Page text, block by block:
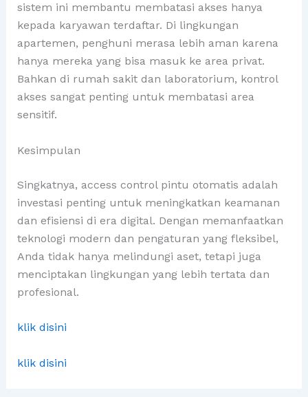
sistem ini membantu membatasi akses hanya
kepada karyawan terdaftar. Di lingkungan
apartemen, penghuni merasa lebih aman karena
hanya mereka yang bisa masuk ke area privat.
Bahkan di rumah sakit dan laboratorium, kontrol
akses sangat penting untuk membatasi area
sensitif.
Kesimpulan
Singkatnya, access control pintu otomatis adalah
investasi penting untuk meningkatkan keamanan
dan efisiensi di era digital. Dengan memanfaatkan
teknologi modern dan pengaturan yang fleksibel,
Anda tidak hanya melindungi aset, tetapi juga
menciptakan lingkungan yang lebih tertata dan
profesional.
klik disini
klik disini